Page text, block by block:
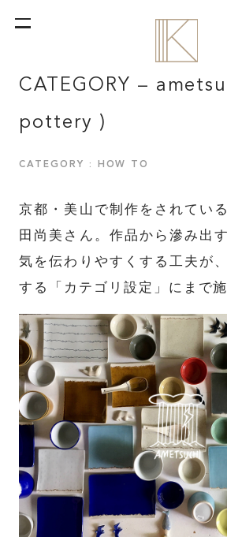
CATEGORY –
pottery )
CATEGORY : HOW TO
京都・美山で制作をされてい
田尚美さん。作品から滲み出
気を伝わりやすくする工夫が
する「カテゴリ設定」にまで